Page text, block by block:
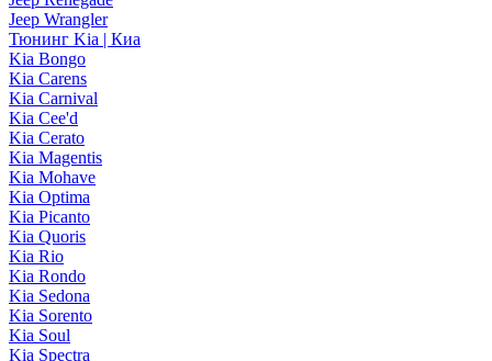
Jeep Wrangler
Тюнинг Kia | Киа
Kia Bongo
Kia Carens
Kia Carnival
Kia Cee'd
Kia Cerato
Kia Magentis
Kia Mohave
Kia Optima
Kia Picanto
Kia Quoris
Kia Rio
Kia Rondo
Kia Sedona
Kia Sorento
Kia Soul
Kia Spectra